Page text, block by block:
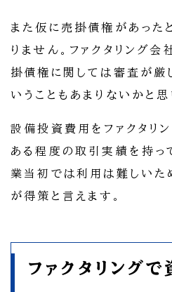
また仮に売掛債権があった
りません。ファクタリング
掛債権に関しては審査が厳
いうこともあまりないかと思
設備投資費用をファクタリ
ある程度の取引実績を持っ
業当初では利用は難しいた
が得策と言えます。
ファクタリング